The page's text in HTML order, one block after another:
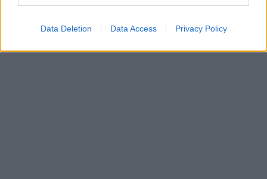
Data Deletion Data Access Privacy Policy